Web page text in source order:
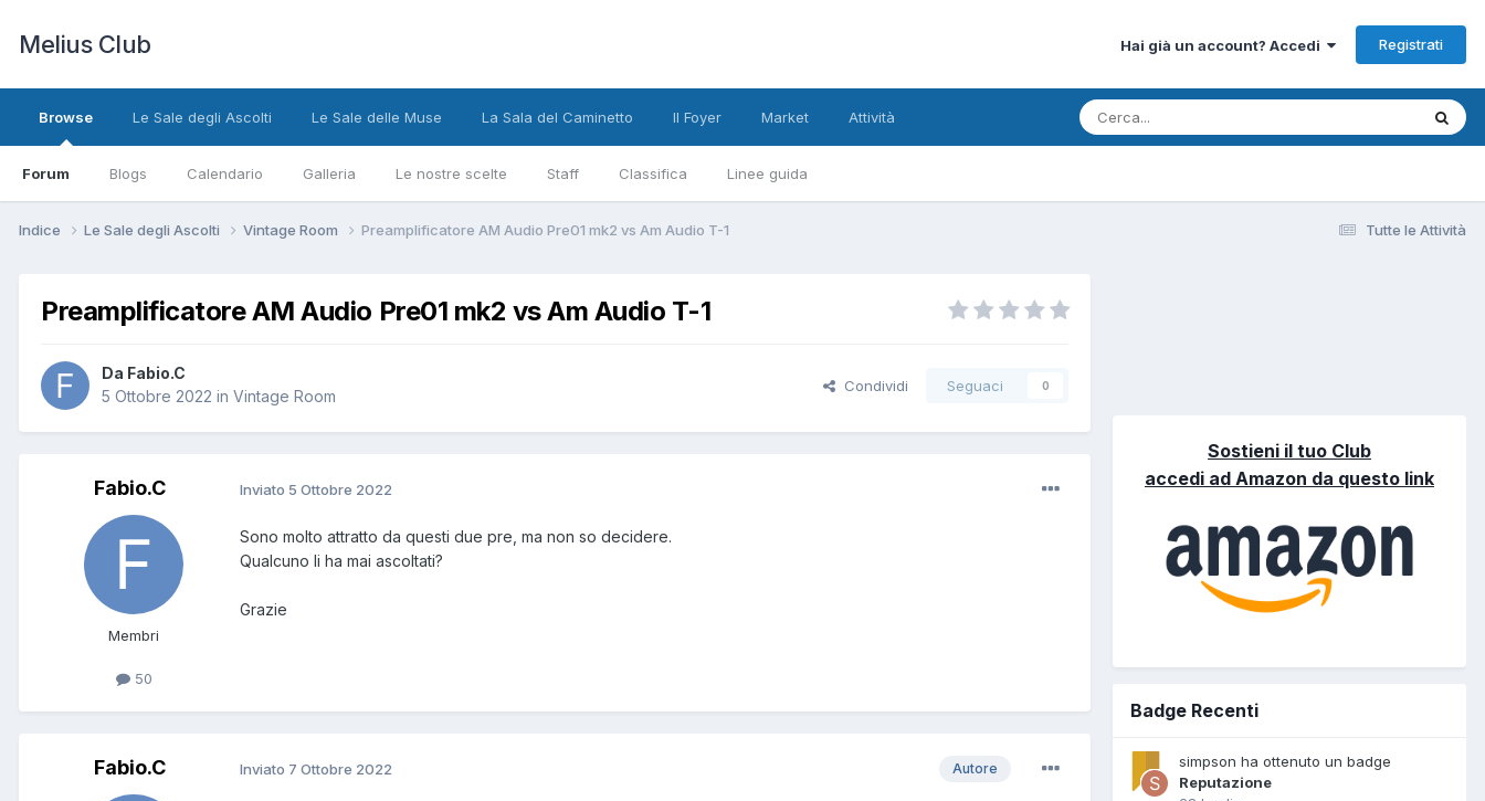
Melius Club Hai già un account? Accedi Registrati
Browse
Forum Blogs Calendario Galleria Le nostre scelte Staff Classifica Linee guida
Le Sale degli Ascolti Le Sale delle Muse La Sala del Caminetto Il Foyer Market Attività
Tutte le Attività
Indice Le Sale degli Ascolti Vintage Room Preamplificatore AM Audio Pre01 mk2 vs Am Audio T-1
Preamplificatore AM Audio Pre01 mk2 vs Am Audio T-1
Da Fabio.C
5 Ottobre 2022 in Vintage Room
Condividi Seguaci 0
Fabio.C
Membri
50
Inviato 5 Ottobre 2022
Sono molto attratto da questi due pre, ma non so decidere.
Qualcuno li ha mai ascoltati?
Grazie
Fabio.C Autore
Inviato 7 Ottobre 2022
Sostieni il tuo Club
accedi ad Amazon da questo link
Badge Recenti
simpson ha ottenuto un badge
Reputazione